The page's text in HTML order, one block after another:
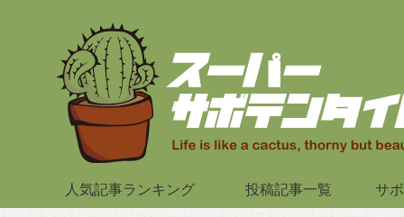
人気記事ランキング 投稿記事一覧 サ